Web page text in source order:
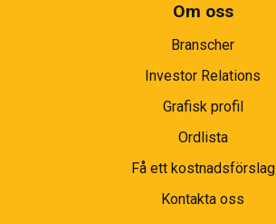
Om oss
Branscher
Investor Relations
Grafisk profil
Ordlista
Få ett kostnadsförslag
Kontakta oss